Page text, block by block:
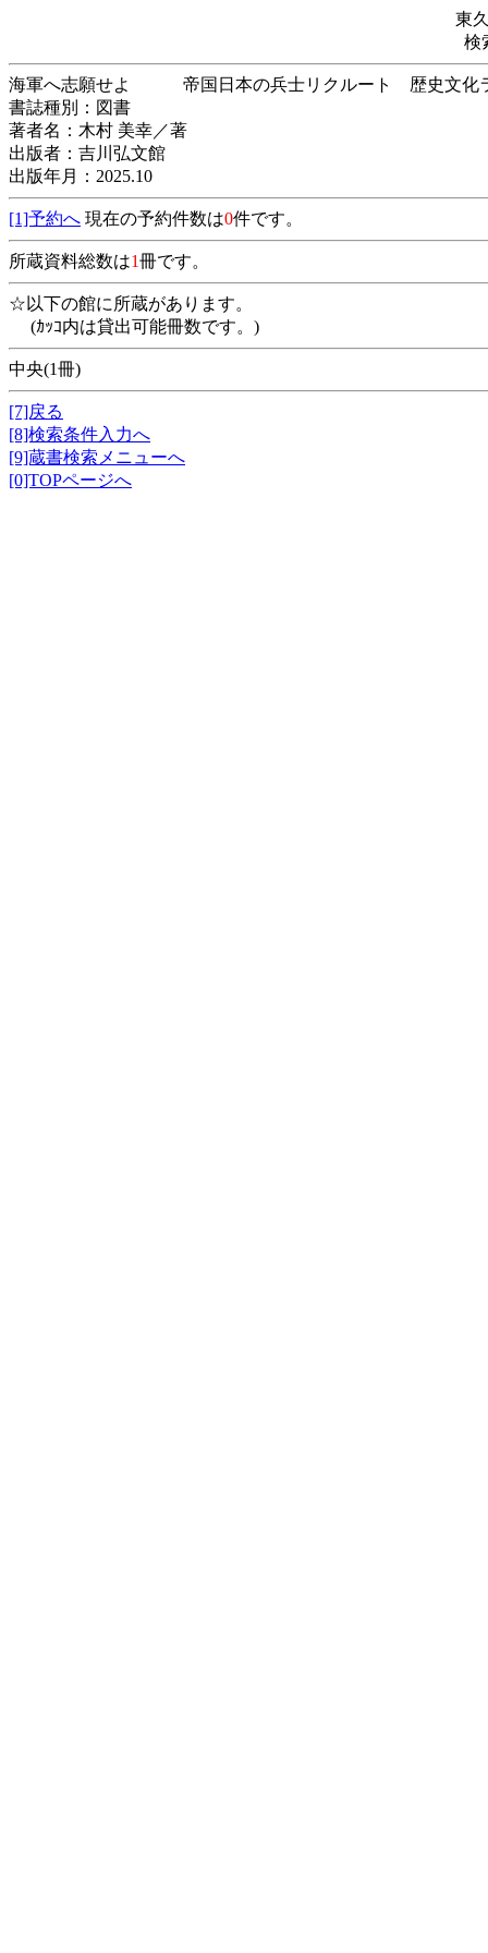
東
検
海軍へ志願せよ 帝国日本の兵士リクルート 歴
書誌種別：図書
著者名：木村 美幸／著
出版者：吉川弘文館
出版年月：2025.10
[1]予約へ 現在の予約件数は0件です。
所蔵資料総数は1冊です。
☆以下の館に所蔵があります。
(ｶｯｺ内は貸出可能冊数です。)
中央(1冊)
[7]戻る
[8]検索条件入力へ
[9]蔵書検索メニューへ
[0]TOPページへ